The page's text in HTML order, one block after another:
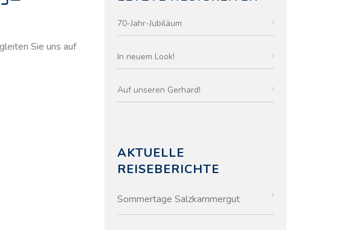
Sie uns auf
70-Jahr-Jubiläum
In neuem Look!
Auf unseren Gerhard!
AKTUELLE
REISEBERICHTE
Sommertage Salzkammergut